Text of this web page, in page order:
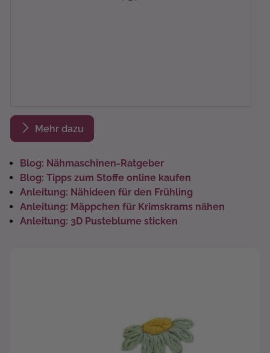
Mehr dazu
Blog: Nähmaschinen-Ratgeber
Blog: Tipps zum Stoffe online kaufen
Anleitung: Nähideen für den Frühling
Anleitung: Mäppchen für Krimskrams nähen
Anleitung: 3D Pusteblume sticken